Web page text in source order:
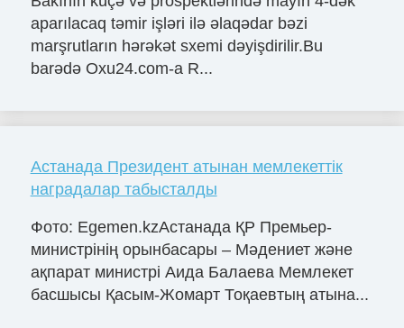
aparılacaq təmir işləri ilə əlaqədar bəzi
marşrutların hərəkət sxemi dəyişdirilir.Bu
barədə Oxu24.com-a R...
Астанада Президент атынан мемлекеттік
наградалар табысталды
Фото: Egemen.kzАстанада ҚР Премьер-
министрінің орынбасары – Мәдениет және
ақпарат министрі Аида Балаева Мемлекет
басшысы Қасым-Жомарт Тоқаевтың атына...